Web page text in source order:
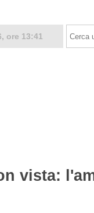
ore 13:41
vista: